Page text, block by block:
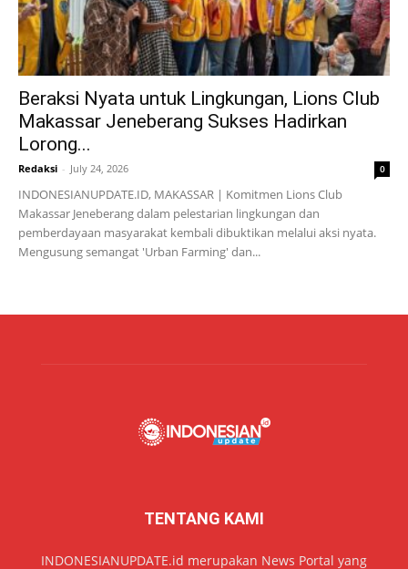
Beraksi Nyata untuk Lingkungan, Lions Club
Makassar Jeneberang Sukses Hadirkan
Lorong...
Redaksi - July 24, 2026 0
INDONESIANUPDATE.ID, MAKASSAR | Komitmen Lions Club
Makassar Jeneberang dalam pelestarian lingkungan dan
pemberdayaan masyarakat kembali dibuktikan melalui aksi nyata.
Mengusung semangat 'Urban Farming' dan...
TENTANG KAMI
INDONESIANUPDATE.id merupakan News Portal yang